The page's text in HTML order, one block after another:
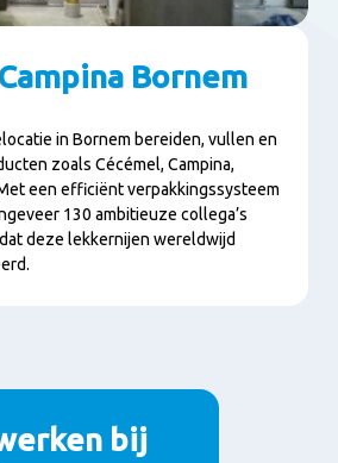
Bornem
in Bornem bereiden, vullen en
zoals Cécémel, Campina,
een efficiënt verpakkingssysteem
130 ambitieuze collega’s
deze lekkernijen wereldwijd
bij